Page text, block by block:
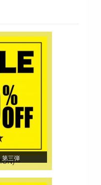
第三弾
～